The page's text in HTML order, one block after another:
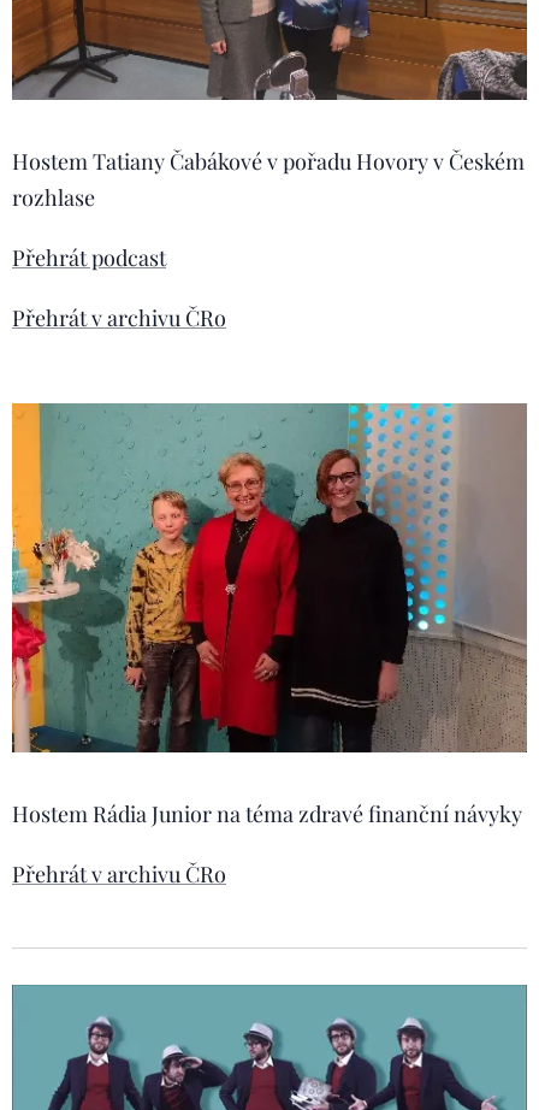
Hostem Tatiany Čabákové v pořadu Hovory v Českém
rozhlase
Přehrát podcast
Přehrát v archivu ČRo
Hostem Rádia Junior na téma zdravé finanční návyky
Přehrát v archivu ČRo